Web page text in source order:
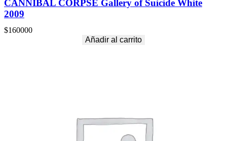
CANNIBAL CORPSE Gallery of Suicide White
2009
$160000
Añadir al carrito